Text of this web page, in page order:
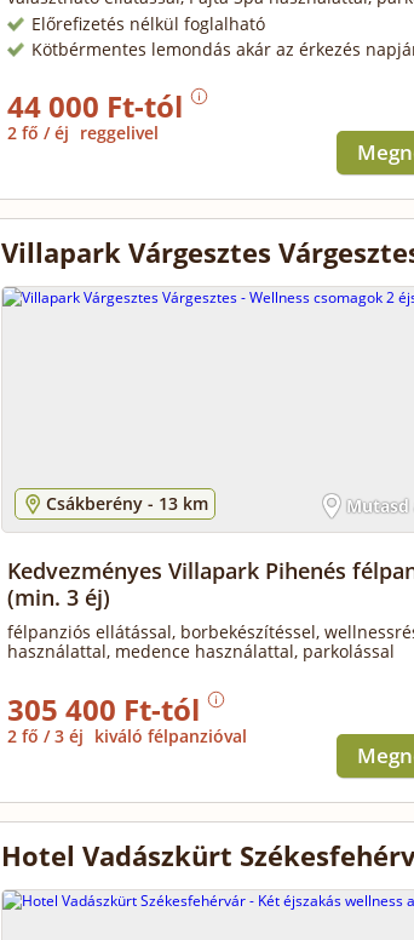
Előrefizetés nélkül foglalható
Kötbérmentes lemondás akár az érkezés
44 000 Ft-tól
2 fő / éj reggelivel
Villapark Várgesztes
Mutasd
Csákberény - 13 km
Kedvezményes Villapark Pihenés
(min. 3 éj)
félpanziós ellátással, borbekészítéssel,
használattal, medence használattal, parkolással
305 400 Ft-tól
2 fő / 3 éj kiváló félpanzióval
Hotel Vadászkürt